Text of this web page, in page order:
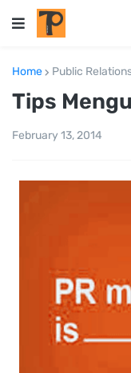
Home Public
Tips
February 13, 2014